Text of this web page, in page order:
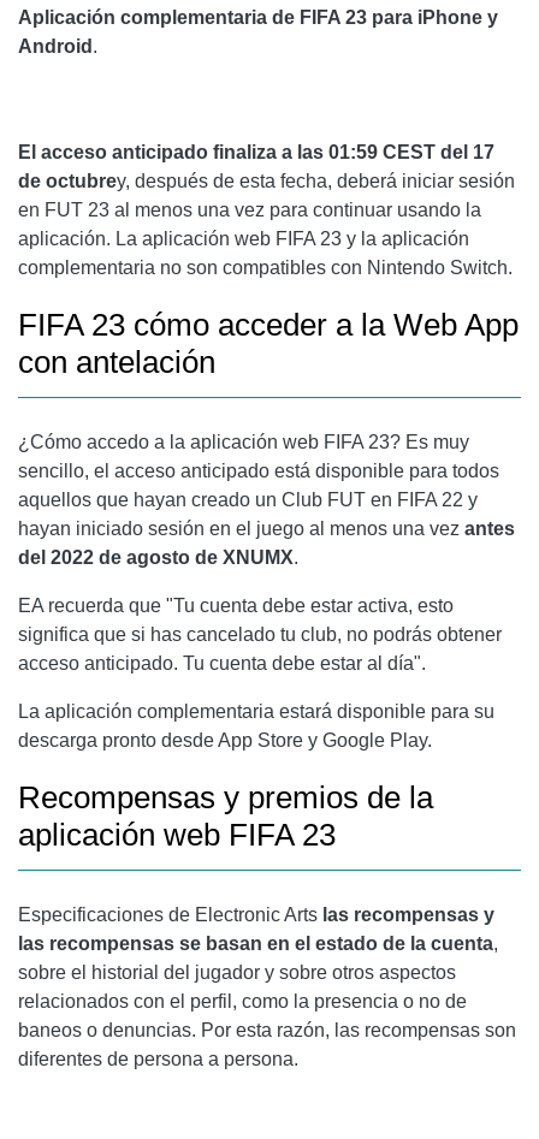
Aplicación complementaria de FIFA 23 para iPhone y
Android .
El acceso anticipado finaliza a las 01:59 CEST del 17
de octubrey, después de esta fecha, deberá iniciar sesión
en FUT 23 al menos una vez para continuar usando la
aplicación. La aplicación web FIFA 23 y la aplicación
complementaria no son compatibles con Nintendo Switch.
FIFA 23 cómo acceder a la Web App
con antelación
¿Cómo accedo a la aplicación web FIFA 23? Es muy
sencillo, el acceso anticipado está disponible para todos
aquellos que hayan creado un Club FUT en FIFA 22 y
hayan iniciado sesión en el juego al menos una vez antes
del 2022 de agosto de XNUMX.
EA recuerda que "Tu cuenta debe estar activa, esto
significa que si has cancelado tu club, no podrás obtener
acceso anticipado. Tu cuenta debe estar al día".
La aplicación complementaria estará disponible para su
descarga pronto desde App Store y Google Play.
Recompensas y premios de la
aplicación web FIFA 23
Especificaciones de Electronic Arts las recompensas y
las recompensas se basan en el estado de la cuenta,
sobre el historial del jugador y sobre otros aspectos
relacionados con el perfil, como la presencia o no de
baneos o denuncias. Por esta razón, las recompensas son
diferentes de persona a persona.